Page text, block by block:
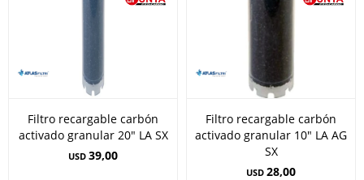
Filtro recargable carbón
activado granular 20" LA SX
USD 39,00
Filtro recargable carbón
activado granular 10" LA AG
SX
USD 28,00